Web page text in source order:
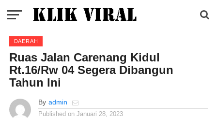
DAERAH
Ruas Jalan Carenang Kidul
Rt.16/Rw 04 Segera Dibangun
Tahun Ini
By admin
Published on Januari 28, 2023